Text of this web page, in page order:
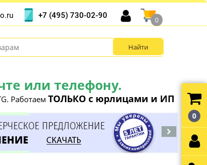
или телефону.
Работаем ТОЛЬКО с юрлицами и ИП
+7 (495) 730-02-90
0
0